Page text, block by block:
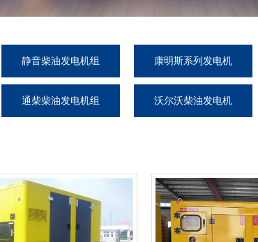
静音柴油发电机组 康明斯系列发电机
组
通柴柴油发电机组 沃尔沃柴油发电机